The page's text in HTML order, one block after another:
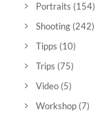
Portraits (154)
Shooting (242)
Tipps (10)
Trips (75)
Video (5)
Workshop (7)